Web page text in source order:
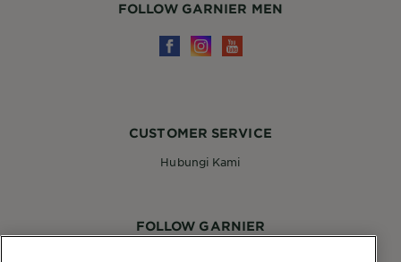
CUSTOMER SERVICE
Hubungi Kami
FOLLOW GARNIER
FOLLOW GARNIER MEN